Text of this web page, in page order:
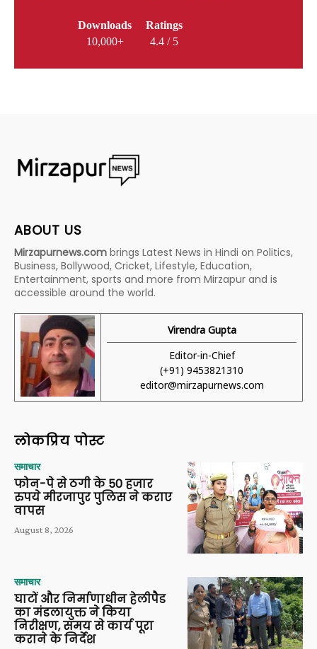
Downloads
10,000+
Ratings
4.4 / 5
ABOUT US
Mirzapurnews.com brings Latest News in Hindi on Politics,
Business, Bollywood, Cricket, Lifestyle, Education,
Entertainment, sports and more from Mirzapur and is
accessible around the world.
Virendra Gupta
Editor-in-Chief
(+91) 9453821310
editor@mirzapurnews.com
लोकप्रिय पोस्ट
समाचार
फोन-पे से ठगी के 50 हजार
रुपये मीरजापुर पुलिस ने कराए
वापस
August 8, 2026
समाचार
घाटों और निर्माणाधीन हेलीपैड
का मंडलायुक्त ने किया
निरीक्षण, समय से कार्य पूरा
कराने के निर्देश